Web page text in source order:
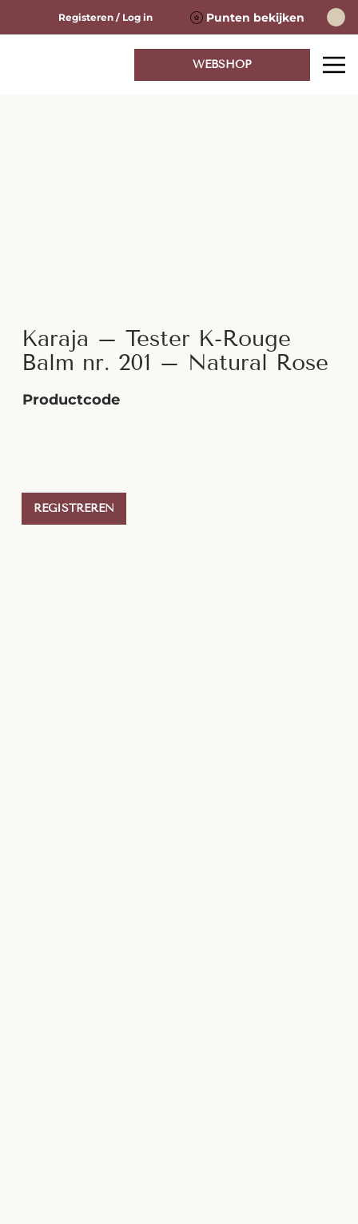
Punten bekijken
Registeren / Log in
WEBSHOP
Karaja – Tester K-Rouge
Balm nr. 201 – Natural Rose
Productcode
REGISTREREN